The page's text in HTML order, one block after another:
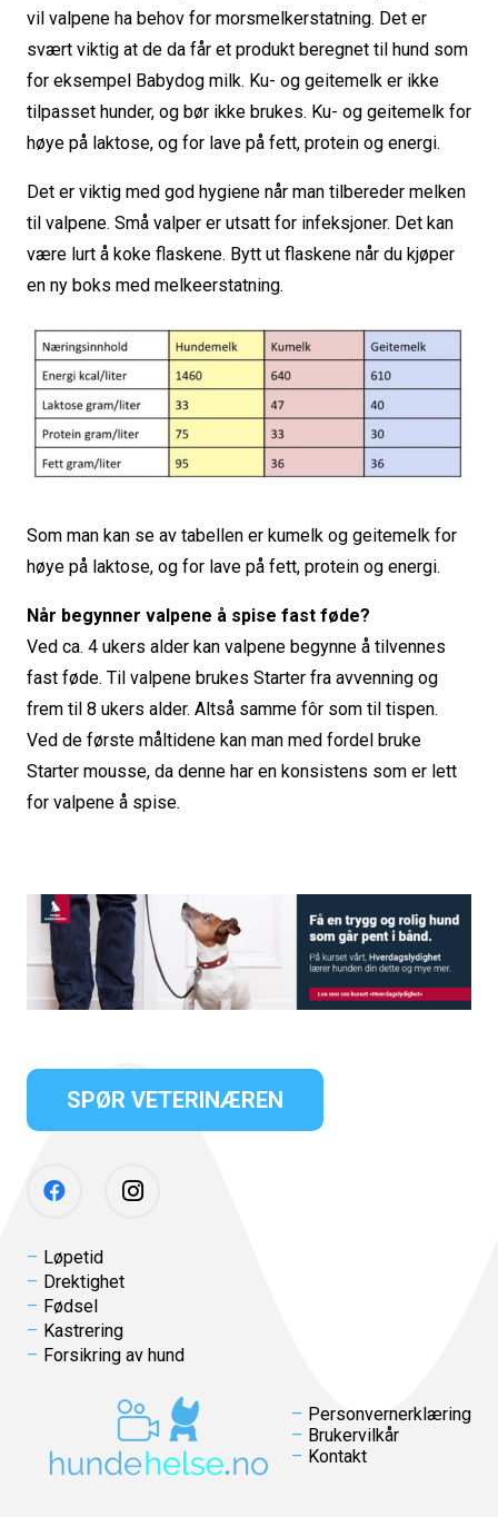
vil valpene ha behov for morsmelkerstatning. Det er
svært viktig at de da får et produkt beregnet til hund som
for eksempel Babydog milk. Ku- og geitemelk er ikke
tilpasset hunder, og bør ikke brukes. Ku- og geitemelk for
høye på laktose, og for lave på fett, protein og energi.
Det er viktig med god hygiene når man tilbereder melken
til valpene. Små valper er utsatt for infeksjoner. Det kan
være lurt å koke flaskene. Bytt ut flaskene når du kjøper
en ny boks med melkeerstatning.
Som man kan se av tabellen er kumelk og geitemelk for
høye på laktose, og for lave på fett, protein og energi.
Når begynner valpene å spise fast føde?
Ved ca. 4 ukers alder kan valpene begynne å tilvennes
fast føde. Til valpene brukes Starter fra avvenning og
frem til 8 ukers alder. Altså samme fôr som til tispen.
Ved de første måltidene kan man med fordel bruke
Starter mousse, da denne har en konsistens som er lett
for valpene å spise.
SPØR VETERINÆREN
Løpetid
Drektighet
Fødsel
Kastrering
Forsikring av hund
Personvernerklæring
Brukervilkår
Kontakt